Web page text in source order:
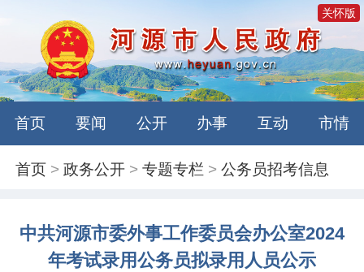
关怀版
首页 要闻 公开 办事 互动 市情
首页 >政务公开 >专题专栏 >公务员招考信息
中共河源市委外事工作委员会办公室2024
年考试录用公务员拟录用人员公示